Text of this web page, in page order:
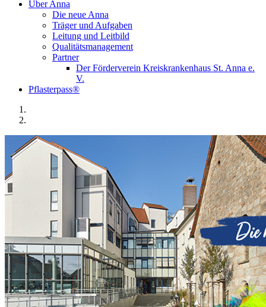
Über Anna
Die neue Anna
Träger und Aufgaben
Leitung und Leitbild
Qualitätsmanagement
Partner
Der Förderverein Kreiskrankenhaus St. Anna e.
V.
Pflasterpass®